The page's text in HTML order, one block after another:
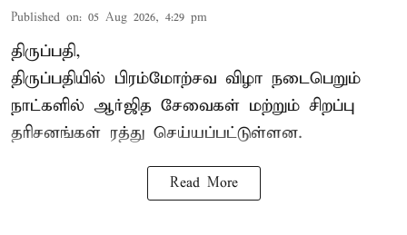
Published on: 05 Aug 2026, 4:29 pm
திருப்பதி,
திருப்பதியில் பிரம்மோற்சவ விழா நடைபெறும்
நாட்களில் ஆர்ஜித சேவைகள் மற்றும் சிறப்பு
தரிசனங்கள் ரத்து செய்யப்பட்டுள்ளன.
Read More